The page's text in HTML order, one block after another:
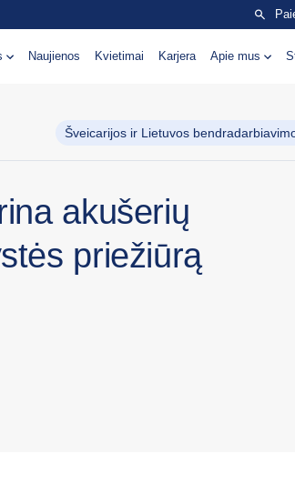
Naujienos Kvietimai Karjera Apie mus
Šveicarijos ir Lietuvos
akušerių
priežiūrą